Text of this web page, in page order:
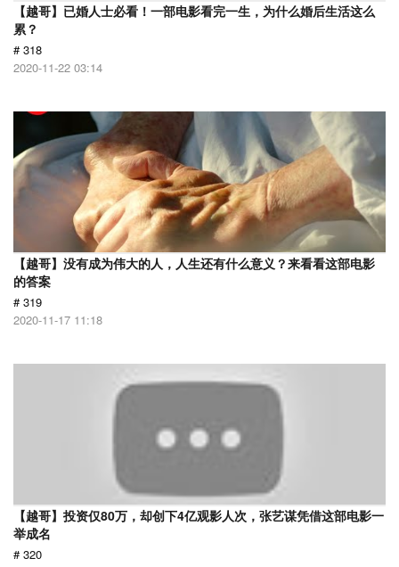
【越哥】已婚人士必看！一部电影看完一生，为什么婚后生活这么
累？
# 318
2020-11-22 03:14
【越哥】没有成为伟大的人，人生还有什么意义？来看看这部电影
的答案
# 319
2020-11-17 11:18
【越哥】投资仅80万，却创下4亿观影人次，张艺谋凭借这部电影一
举成名
# 320